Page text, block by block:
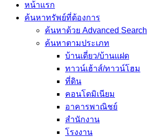
หน้าแรก
ค้นหาทรัพย์ที่ต้องการ
ค้นหาด้วย Advanced Search
ค้นหาตามประเภท
บ้านเดี่ยว/บ้านแฝด
ทาวน์เฮ้าส์/ทาวน์โฮม
ที่ดิน
คอนโดมิเนียม
อาคารพาณิชย์
สำนักงาน
โรงงาน